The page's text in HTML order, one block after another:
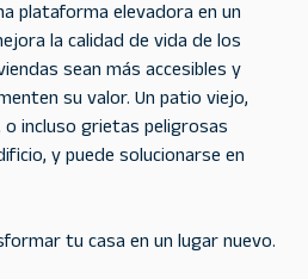
plataforma elevadora en un
la calidad de vida de los
sean más accesibles y
su valor. Un patio viejo,
incluso grietas peligrosas
y puede solucionarse en
tu casa en un lugar nuevo.